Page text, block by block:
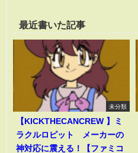
最近書いた記事
未分類
【KICKTHECANCREW 】ミ
ラクルロピット メーカーの
神対応に震える！【ファミコ